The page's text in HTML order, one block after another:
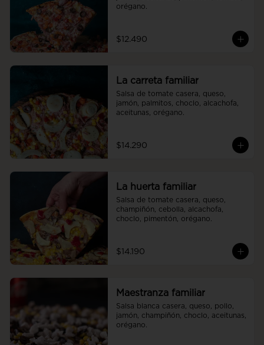
orégano.
$12.490
La carreta familiar
Salsa de tomate casera, queso,
jamón, palmitos, choclo, alcachofa,
aceitunas, orégano.
$14.290
La huerta familiar
Salsa de tomate casera, queso,
champiñón, cebolla, alcachofa,
choclo, pimentón, orégano.
$14.190
Maestranza familiar
Salsa blanca casera, queso, pollo,
jamón, champiñón, choclo, aceitunas,
orégano.